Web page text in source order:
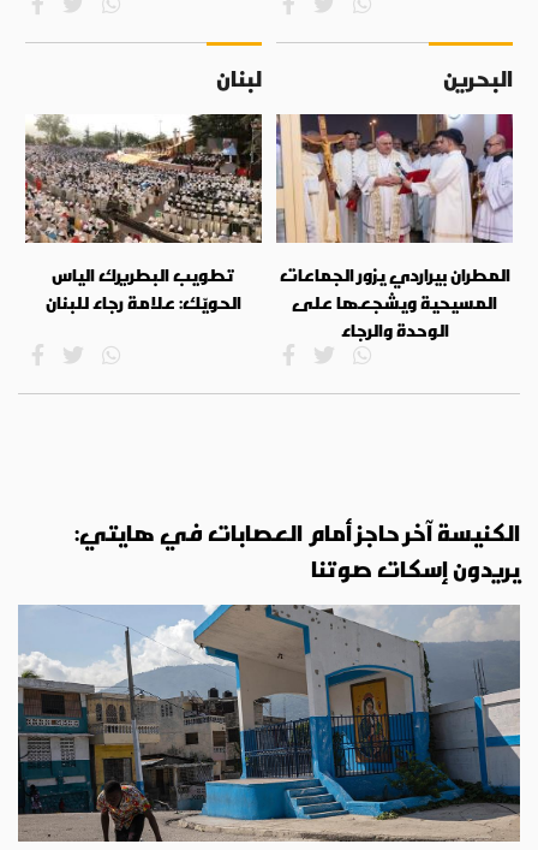
البحرين
المطران بيراردي يزور الجماعات
المسيحية ويشجعها على
الوحدة والرجاء
لبنان
تطويب البطريرك الياس
الحويّك: علامة رجاء للبنان
الكنيسة آخر حاجز أمام العصابات في هايتي:
يريدون إسكات صوتنا